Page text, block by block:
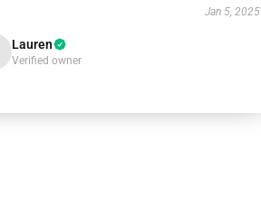
Jan 5, 2025
Lauren
Verified owner